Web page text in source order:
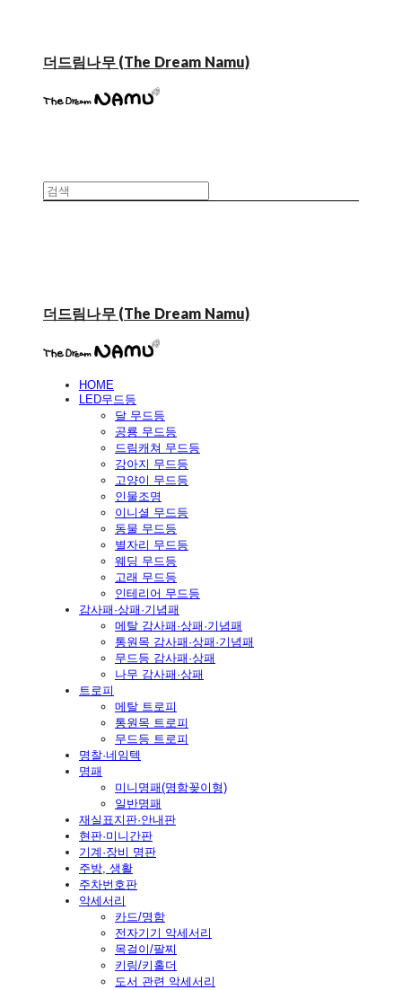
더드림나무 (The Dream Namu)
더드림나무 (The Dream Namu)
HOME
LED무드등
달 무드등
공룡 무드등
드림캐쳐 무드등
강아지 무드등
고양이 무드등
인물조명
이니셜 무드등
동물 무드등
별자리 무드등
웨딩 무드등
고래 무드등
인테리어 무드등
감사패·상패·기념패
메탈 감사패·상패·기념패
통원목 감사패·상패·기념패
무드등 감사패·상패
나무 감사패·상패
트로피
메탈 트로피
통원목 트로피
무드등 트로피
명찰·네임텍
명패
미니명패(명함꽂이형)
일반명패
재실표지판·안내판
현판·미니간판
기계·장비 명판
주방, 생활
주차번호판
악세서리
카드/명함
전자기기 악세서리
목걸이/팔찌
키링/키홀더
도서 관련 악세서리